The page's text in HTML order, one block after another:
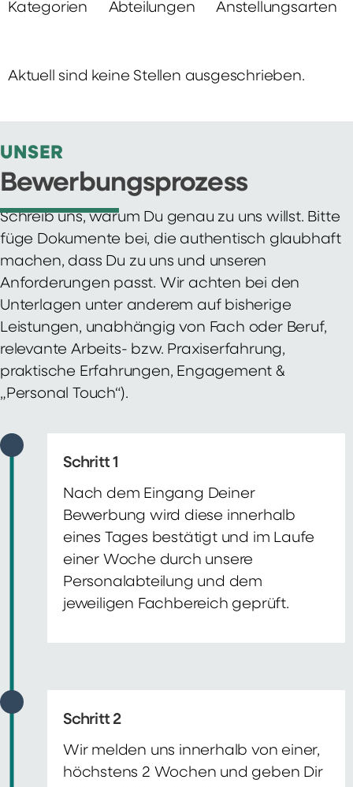
Kategorien Abteilungen Anstellungsarten
Aktuell sind keine Stellen ausgeschrieben.
UNSER
Bewerbungsprozess
Schreib uns, warum Du genau zu uns willst. Bitte
füge Dokumente bei, die authentisch glaubhaft
machen, dass Du zu uns und unseren
Anforderungen passt. Wir achten bei den
Unterlagen unter anderem auf bisherige
Leistungen, unabhängig von Fach oder Beruf,
relevante Arbeits- bzw. Praxiserfahrung,
praktische Erfahrungen, Engagement &
„Personal Touch“).
Schritt 1
Nach dem Eingang Deiner
Bewerbung wird diese innerhalb
eines Tages bestätigt und im Laufe
einer Woche durch unsere
Personalabteilung und dem
jeweiligen Fachbereich geprüft.
Schritt 2
Wir melden uns innerhalb von einer,
höchstens 2 Wochen und geben Dir